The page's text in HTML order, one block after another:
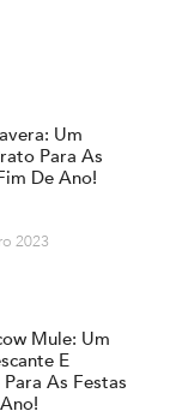
Um
Para As
De Ano!
2023
Mule: Um
E
As Festas